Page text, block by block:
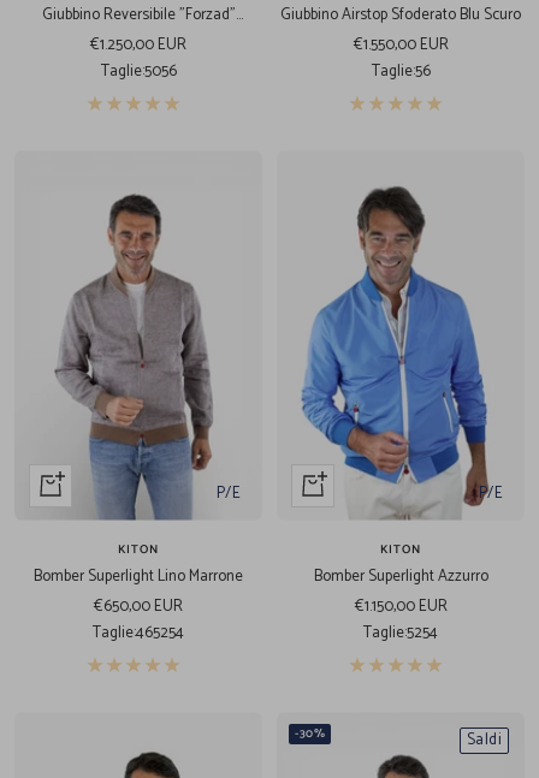
Giubbino Reversibile "Forzad"
Lana/Tecnico Blu
Prezzo
vendita
€1.250,00 EUR
Taglie:5056
Giubbino Airstop Sfoderato Blu Scuro
Prezzo
vendita
€1.550,00 EUR
Taglie:56
P/E
Acquista
veloce
KITON
Bomber Superlight Lino Marrone
Prezzo
di
vendita
€650,00 EUR
Taglie:465254
P/E
Acquista
KITON
Bomber Superlight Azzurro
Prezzo
di
vendita
€1.150,00 EUR
Taglie:5254
Saldi
-30%